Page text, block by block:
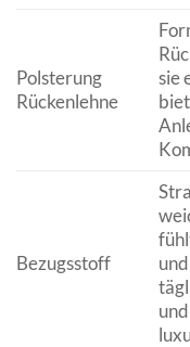
Polsterung
Rückenlehne
sie
Bezugsstoff